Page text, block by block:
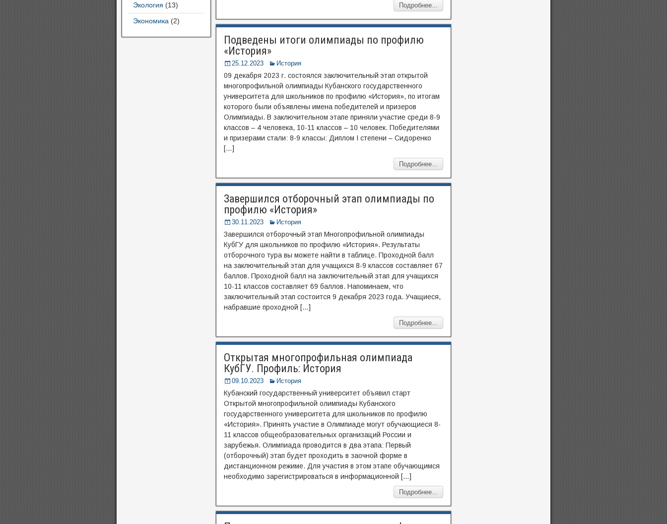
Подробнее...
Подведены итоги олимпиады по профилю
«История»
25.12.2023 История
09 декабря 2023 г. состоялся заключительный этап открытой
многопрофильной олимпиады Кубанского государственного
университета для школьников по профилю «История», по итогам
которого были объявлены имена победителей и призеров
Олимпиады. В заключительном этапе приняли участие среди 8-9
классов – 4 человека, 10-11 классов – 10 человек. Победителями
и призерами стали: 8-9 классы: Диплом I степени – Сидоренко
[…]
Подробнее...
Завершился отборочный этап олимпиады по
профилю «История»
30.11.2023 История
Завершился отборочный этап Многопрофильной олимпиады
КубГУ для школьников по профилю «История». Результаты
отборочного тура вы можете найти в таблице. Проходной балл
на заключительный этап для учащихся 8-9 классов составляет 67
баллов. Проходной балл на заключительный этап для учащихся
10-11 классов составляет 69 баллов. Напоминаем, что
заключительный этап состоится 9 декабря 2023 года. Учащиеся,
набравшие проходной […]
Подробнее...
Открытая многопрофильная олимпиада
КубГУ. Профиль: История
09.10.2023 История
Кубанский государственный университет объявил старт
Открытой многопрофильной олимпиады Кубанского
государственного университета для школьников по профилю
«История». Принять участие в Олимпиаде могут обучающиеся 8-
11 классов общеобразовательных организаций России и
зарубежья. Олимпиада проводится в два этапа: Первый
(отборочный) этап будет проходить в заочной форме в
дистанционном режиме. Для участия в этом этапе обучающимся
необходимо зарегистрироваться в информационной […]
Подробнее...
Экология (13)
Экономика (2)